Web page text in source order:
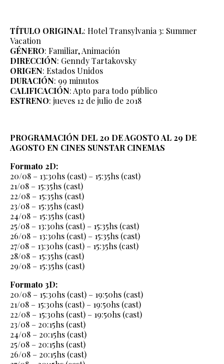
TÍTULO ORIGINAL: Hotel Transylvania 3: Summer
Vacation
GÉNERO: Familiar, Animación
DIRECCIÓN: Genndy Tartakovsky
ORIGEN: Estados Unidos
DURACIÓN: 99 minutos
CALIFICACIÓN: Apto para todo público
ESTRENO: jueves 12 de julio de 2018
PROGRAMACIÓN DEL 20 DE AGOSTO AL 29 DE
AGOSTO EN CINES SUNSTAR CINEMAS
Formato 2D:
20/08 – 13:30hs (cast) – 15:35hs (cast)
21/08 – 15:35hs (cast)
22/08 – 15:35hs (cast)
23/08 – 15:35hs (cast)
24/08 – 15:35hs (cast)
25/08 – 13:30hs (cast) – 15:35hs (cast)
26/08 – 13:30hs (cast) – 15:35hs (cast)
27/08 – 13:30hs (cast) – 15:35hs (cast)
28/08 – 15:35hs (cast)
29/08 – 15:35hs (cast)
Formato 3D:
20/08 – 15:30hs (cast) – 19:50hs (cast)
21/08 – 15:30hs (cast) – 19:50hs (cast)
22/08 – 15:30hs (cast) – 19:50hs (cast)
23/08 – 20:15hs (cast)
24/08 – 20:15hs (cast)
25/08 – 20:15hs (cast)
26/08 – 20:15hs (cast)